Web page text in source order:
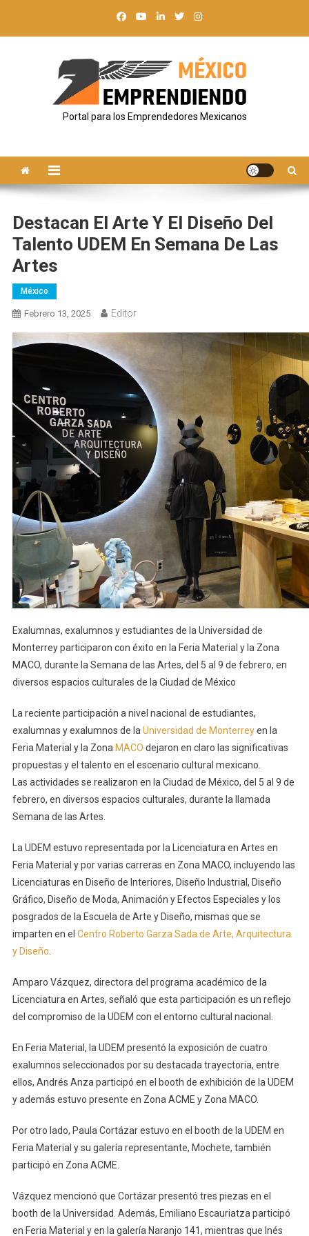
Portal para los Emprendedores Mexicanos
Destacan El Arte Y El Diseño Del
Talento UDEM En Semana De Las
Artes
México
Febrero 13, 2025 Editor
Exalumnas, exalumnos y estudiantes de la Universidad de
Monterrey participaron con éxito en la Feria Material y la Zona
MACO, durante la Semana de las Artes, del 5 al 9 de febrero, en
diversos espacios culturales de la Ciudad de México
La reciente participación a nivel nacional de estudiantes,
exalumnas y exalumnos de la Universidad de Monterreyen la
Feria Material y la Zona MACO dejaron en claro las significativas
propuestas y el talento en el escenario cultural mexicano.
Las actividades se realizaron en la Ciudad de México, del 5 al 9 de
febrero, en diversos espacios culturales, durante la llamada
Semana de las Artes.
La UDEM estuvo representada por la Licenciatura en Artes en
Feria Material y por varias carreras en Zona MACO, incluyendo las
Licenciaturas en Diseño de Interiores, Diseño Industrial, Diseño
Gráfico, Diseño de Moda, Animación y Efectos Especiales y los
posgrados de la Escuela de Arte y Diseño, mismas que se
imparten en el Centro Roberto Garza Sada de Arte, Arquitectura
y Diseño
Amparo Vázquez, directora del programa académico de la
Licenciatura en Artes, señaló que esta participación es un reflejo
del compromiso de la UDEM con el entorno cultural nacional.
En Feria Material, la UDEM presentó la exposición de cuatro
exalumnos seleccionados por su destacada trayectoria, entre
ellos, Andrés Anza participó en el booth de exhibición de la UDEM
y además estuvo presente en Zona ACME y Zona MACO.
Por otro lado, Paula Cortázar estuvo en el booth de la UDEM en
Feria Material y su galería representante, Mochete, también
participó en Zona ACME.
Vázquez mencionó que Cortázar presentó tres piezas en el
booth de la Universidad. Además, Emiliano Escauriatza participó
en Feria Material y en la galería Naranjo 141, mientras que Inés